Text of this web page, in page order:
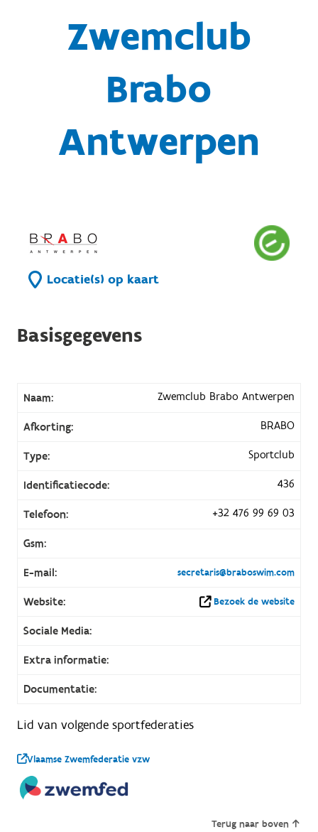
Zwemclub
Brabo
Antwerpen
Locatie(s) op kaart
Basisgegevens
Naam: Zwemclub Brabo Antwerpen
Afkorting: BRABO
Type: Sportclub
Identificatiecode: 436
Telefoon: +32 476 99 69 03
Gsm:
E-mail: secretaris@braboswim.com
Website: Bezoek de website
Sociale Media:
Extra informatie:
Documentatie:
Lid van volgende sportfederaties
Vlaamse Zwemfederatie vzw
Terug naar boven